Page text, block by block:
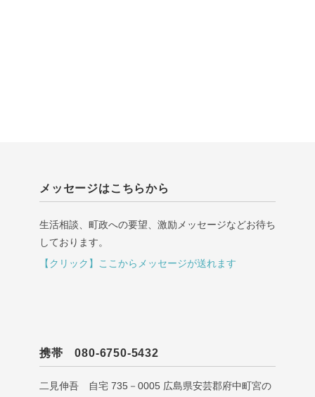
メッセージはこちらから
生活相談、町政への要望、激励メッセージなどお待ち
しております。
【クリック】ここからメッセージが送れます
携帯 080-6750-5432
二見伸吾 自宅 735－0005 広島県安芸郡府中町宮の